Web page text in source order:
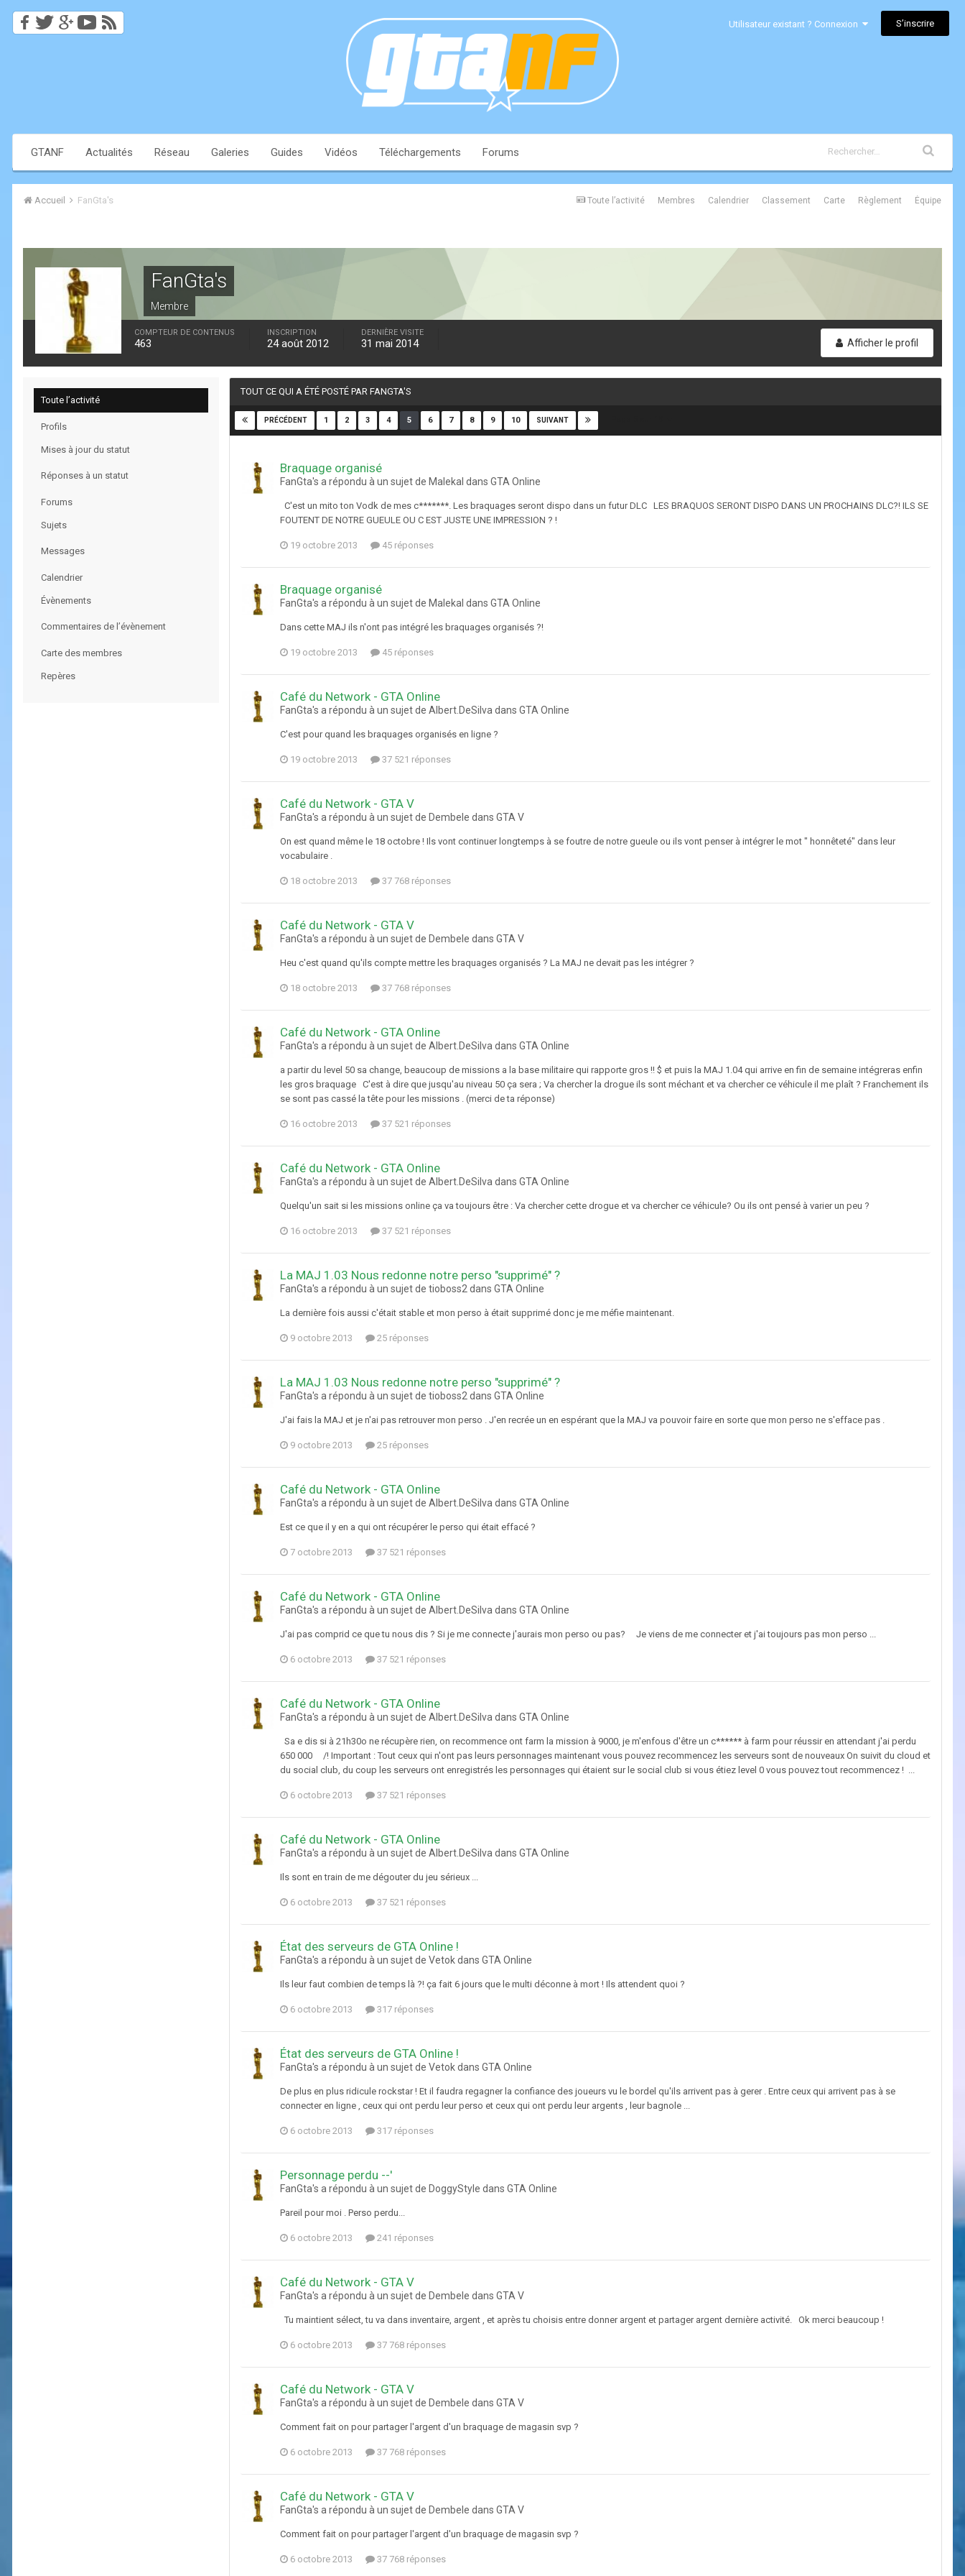
Utilisateur existant ? Connexion S’inscrire
GTANF Actualités Réseau Galeries Guides Vidéos Téléchargements Forums
Toute l’activité Membres Calendrier Classement Carte Règlement Équipe
Accueil FanGta's
FanGta's
Membre
Afficher le profil
COMPTEUR DE CONTENUS
463
INSCRIPTION
24 août 2012
DERNIÈRE VISITE
31 mai 2014
Toute l’activité
Profils
Mises à jour du statut
Réponses à un statut
Forums
Sujets
Messages
Calendrier
Évènements
Commentaires de l’évènement
Carte des membres
Repères
TOUT CE QUI A ÉTÉ POSTÉ PAR FANGTA'S
PRÉCÉDENT 1 2 3 4 5 6 7 8 9 10 SUIVANT
Braquage organisé
FanGta's a répondu à un sujet de Malekal dans GTA Online
C'est un mito ton Vodk de mes c*******. Les braquages seront dispo dans un futur DLC LES BRAQUOS SERONT DISPO DANS UN PROCHAINS DLC?! ILS SE
FOUTENT DE NOTRE GUEULE OU C EST JUSTE UNE IMPRESSION ? !
19 octobre 2013 45 réponses
Braquage organisé
FanGta's a répondu à un sujet de Malekal dans GTA Online
Dans cette MAJ ils n'ont pas intégré les braquages organisés ?!
19 octobre 2013 45 réponses
Café du Network - GTA Online
FanGta's a répondu à un sujet de Albert.DeSilva dans GTA Online
C'est pour quand les braquages organisés en ligne ?
19 octobre 2013 37 521 réponses
Café du Network - GTA V
FanGta's a répondu à un sujet de Dembele dans GTA V
On est quand même le 18 octobre ! Ils vont continuer longtemps à se foutre de notre gueule ou ils vont penser à intégrer le mot " honnêteté" dans leur
vocabulaire .
18 octobre 2013 37 768 réponses
Café du Network - GTA V
FanGta's a répondu à un sujet de Dembele dans GTA V
Heu c'est quand qu'ils compte mettre les braquages organisés ? La MAJ ne devait pas les intégrer ?
18 octobre 2013 37 768 réponses
Café du Network - GTA Online
FanGta's a répondu à un sujet de Albert.DeSilva dans GTA Online
a partir du level 50 sa change, beaucoup de missions a la base militaire qui rapporte gros !! $ et puis la MAJ 1.04 qui arrive en fin de semaine intégreras enfin
les gros braquage C'est à dire que jusqu'au niveau 50 ça sera ; Va chercher la drogue ils sont méchant et va chercher ce véhicule il me plaît ? Franchement ils
se sont pas cassé la tête pour les missions . (merci de ta réponse)
16 octobre 2013 37 521 réponses
Café du Network - GTA Online
FanGta's a répondu à un sujet de Albert.DeSilva dans GTA Online
Quelqu'un sait si les missions online ça va toujours être : Va chercher cette drogue et va chercher ce véhicule? Ou ils ont pensé à varier un peu ?
16 octobre 2013 37 521 réponses
La MAJ 1.03 Nous redonne notre perso "supprimé" ?
FanGta's a répondu à un sujet de tioboss2 dans GTA Online
La dernière fois aussi c'était stable et mon perso à était supprimé donc je me méfie maintenant.
9 octobre 2013 25 réponses
La MAJ 1.03 Nous redonne notre perso "supprimé" ?
FanGta's a répondu à un sujet de tioboss2 dans GTA Online
J'ai fais la MAJ et je n'ai pas retrouver mon perso . J'en recrée un en espérant que la MAJ va pouvoir faire en sorte que mon perso ne s'efface pas .
9 octobre 2013 25 réponses
Café du Network - GTA Online
FanGta's a répondu à un sujet de Albert.DeSilva dans GTA Online
Est ce que il y en a qui ont récupérer le perso qui était effacé ?
7 octobre 2013 37 521 réponses
Café du Network - GTA Online
FanGta's a répondu à un sujet de Albert.DeSilva dans GTA Online
J'ai pas comprid ce que tu nous dis ? Si je me connecte j'aurais mon perso ou pas? Je viens de me connecter et j'ai toujours pas mon perso ...
6 octobre 2013 37 521 réponses
Café du Network - GTA Online
FanGta's a répondu à un sujet de Albert.DeSilva dans GTA Online
Sa e dis si à 21h30o ne récupère rien, on recommence ont farm la mission à 9000, je m'enfous d'être un c****** à farm pour réussir en attendant j'ai perdu
650 000 /! Important : Tout ceux qui n'ont pas leurs personnages maintenant vous pouvez recommencez les serveurs sont de nouveaux On suivit du cloud et
du social club, du coup les serveurs ont enregistrés les personnages qui étaient sur le social club si vous étiez level 0 vous pouvez tout recommencez ! ...
6 octobre 2013 37 521 réponses
Café du Network - GTA Online
FanGta's a répondu à un sujet de Albert.DeSilva dans GTA Online
Ils sont en train de me dégouter du jeu sérieux ...
6 octobre 2013 37 521 réponses
État des serveurs de GTA Online !
FanGta's a répondu à un sujet de Vetok dans GTA Online
Ils leur faut combien de temps là ?! ça fait 6 jours que le multi déconne à mort ! Ils attendent quoi ?
6 octobre 2013 317 réponses
État des serveurs de GTA Online !
FanGta's a répondu à un sujet de Vetok dans GTA Online
De plus en plus ridicule rockstar ! Et il faudra regagner la confiance des joueurs vu le bordel qu'ils arrivent pas à gerer . Entre ceux qui arrivent pas à se
connecter en ligne , ceux qui ont perdu leur perso et ceux qui ont perdu leur argents , leur bagnole ...
6 octobre 2013 317 réponses
Personnage perdu --'
FanGta's a répondu à un sujet de DoggyStyle dans GTA Online
Pareil pour moi . Perso perdu...
6 octobre 2013 241 réponses
Café du Network - GTA V
FanGta's a répondu à un sujet de Dembele dans GTA V
Tu maintient sélect, tu va dans inventaire, argent , et après tu choisis entre donner argent et partager argent dernière activité. Ok merci beaucoup !
6 octobre 2013 37 768 réponses
Café du Network - GTA V
FanGta's a répondu à un sujet de Dembele dans GTA V
Comment fait on pour partager l'argent d'un braquage de magasin svp ?
6 octobre 2013 37 768 réponses
Café du Network - GTA V
FanGta's a répondu à un sujet de Dembele dans GTA V
Comment fait on pour partager l'argent d'un braquage de magasin svp ?
6 octobre 2013 37 768 réponses